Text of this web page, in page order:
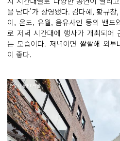
을 담다'가 상영됐다. 김다혜, 황규창
이, 온도, 유월, 음유사인 등의 밴드
로 저녁 시간대에 행사가 개최되어
는 모습이다. 저녁이면 쌀쌀해 외
이 좋다.